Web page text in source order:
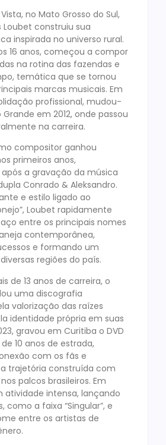
no Mato Grosso do Sul,
Loubet construiu sua
inspirada no universo rural.
16 anos, começou a compor
na rotina das fazendas e
temática que se tornou
marcas musicais. Em
profissional, mudou-
em 2012, onde passou
na carreira.
compositor ganhou
primeiros anos,
a gravação da música
Conrado & Aleksandro.
e estilo ligado ao
Loubet rapidamente
entre os principais nomes
contemporânea,
e formando um
regiões do país.
de 13 anos de carreira, o
uma discografia
valorização das raízes
identidade própria em suas
gravou em Curitiba o DVD
10 anos de estrada,
com os fãs e
trajetória construída com
palcos brasileiros. Em
atividade intensa, lançando
como a faixa “Singular”, e
entre os artistas de